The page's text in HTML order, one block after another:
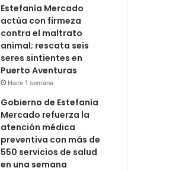
Estefanía Mercado
actúa con firmeza
contra el maltrato
animal; rescata seis
seres sintientes en
Puerto Aventuras
Hace 1 semana
Gobierno de Estefanía
Mercado refuerza la
atención médica
preventiva con más de
550 servicios de salud
en una semana